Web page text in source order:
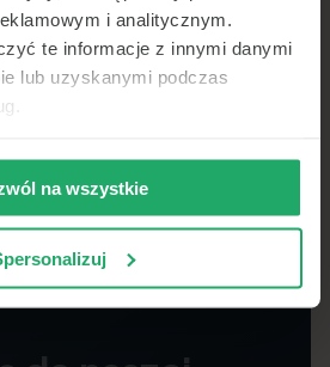
i analitycznym.
te informacje z innymi danymi
lub uzyskanymi podczas
na wszystkie